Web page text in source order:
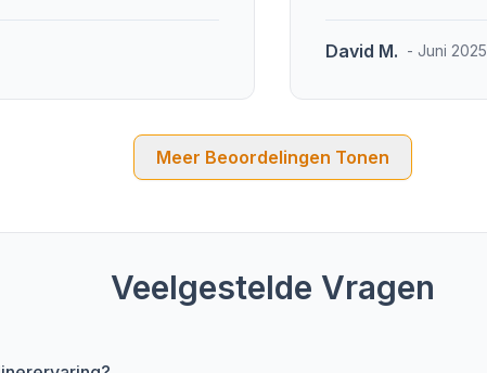
David M. - Juni 2025
Meer Beoordelingen Tonen
Veelgestelde Vragen